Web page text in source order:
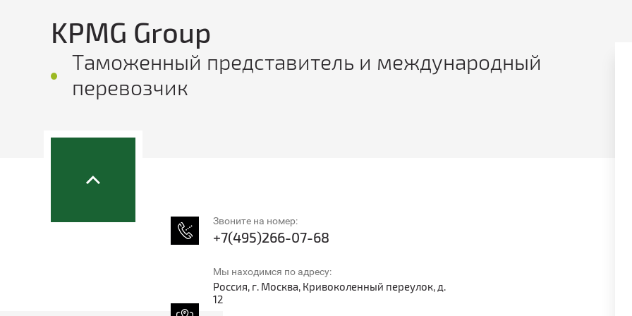
KPMG Group
Таможенный представитель и международный
перевозчик
Звоните на номер:
+7(495)266-07-68
Мы находимся по адресу:
Россия, г. Москва, Кривоколенный переулок, д.
12